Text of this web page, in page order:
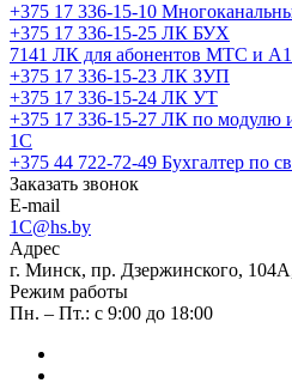
+375 17 336-15-10
+375 17 336-15-25 ЛК БУХ
7141 ЛК для абонентов МТС и А1
+375 17 336-15-23 ЛК ЗУП
+375 17 336-15-24 ЛК УТ
+375 17 336-15-27 ЛК по модулю
1С
+375 44 722-72-49 Бухгалтер по
Заказать звонок
E-mail
1C@hs.by
Адрес
г. Минск, пр. Дзержинского,
Режим работы
Пн. – Пт.: с 9:00 до 18:00